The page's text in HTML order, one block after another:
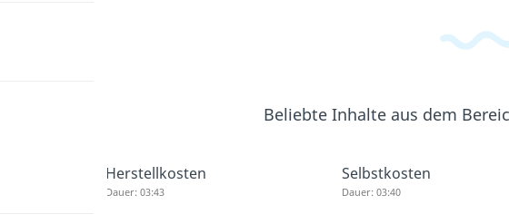
Beliebte Inhalte aus dem
Herstellkosten
Dauer: 03:43
Selbstkosten
Dauer: 03:40